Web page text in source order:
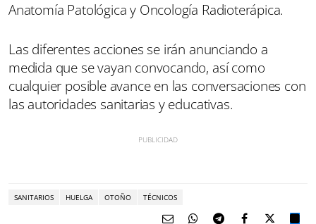
Anatomía Patológica y Oncología Radioterápica.
Las diferentes acciones se irán anunciando a
medida que se vayan convocando, así como
cualquier posible avance en las conversaciones con
las autoridades sanitarias y educativas.
SANITARIOS HUELGA OTOÑO TÉCNICOS